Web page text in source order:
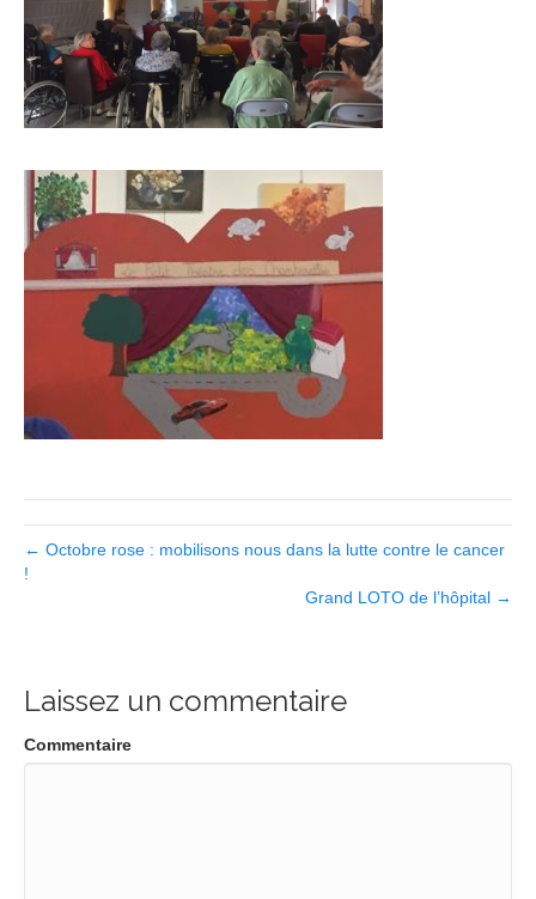
← Octobre rose : mobilisons nous dans la lutte contre le cancer
!
Grand LOTO de l’hôpital →
Laissez un commentaire
Commentaire